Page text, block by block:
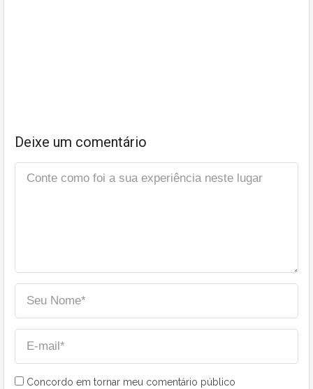
Deixe um comentário
Concordo em tornar meu comentário público